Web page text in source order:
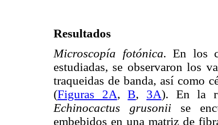
Resultados
Microscopía fotónica. En los
estudiadas, se observaron los
traqueidas de banda, así como
(Figuras 2A,B, 3A). En la
Echinocactus grusonii se
embebidos en una matriz de